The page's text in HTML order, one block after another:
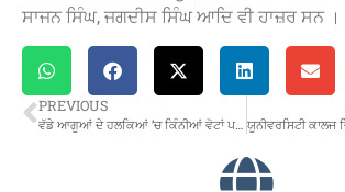
ਸਾਜਨ ਸਿੰਘ, ਜਗਦੀਸ ਸਿੰਘ ਆਦਿ ਵੀ ਹਾਜ਼ਰ ਸਨ ।
PREVIOUS
ਵੱਡੇ ਆਗੂਆਂ ਦੇ ਹਲਕਿਆਂ ’ਚ ਕਿੰਨੀਆਂ ਵੋਟਾਂ ਪਈਆਂ.. ਪੜੋ !